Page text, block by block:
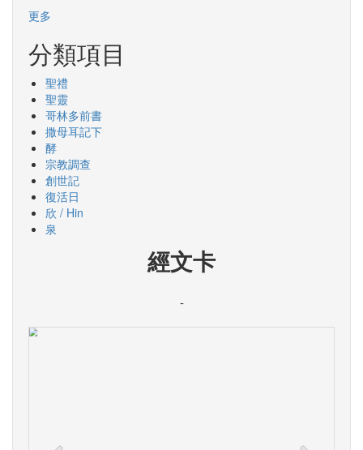
更多
分類項目
聖禮
聖靈
哥林多前書
撒母耳記下
酵
宗教調查
創世記
復活日
欣 / Hin
泉
經文卡
-